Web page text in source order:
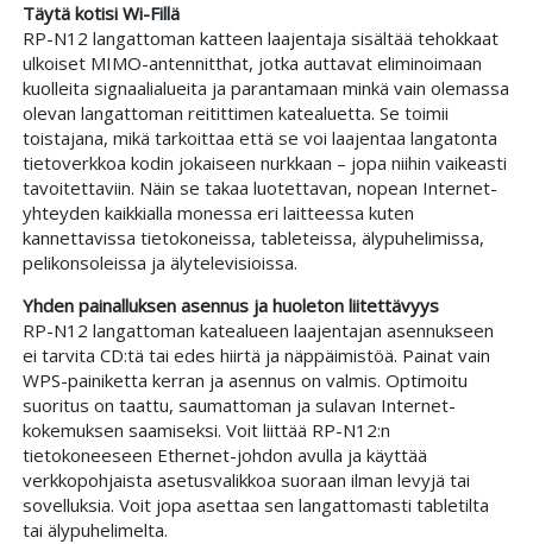
Täytä kotisi Wi-Fillä
RP-N12 langattoman katteen laajentaja sisältää tehokkaat
ulkoiset MIMO-antennitthat, jotka auttavat eliminoimaan
kuolleita signaalialueita ja parantamaan minkä vain olemassa
olevan langattoman reitittimen katealuetta. Se toimii
toistajana, mikä tarkoittaa että se voi laajentaa langatonta
tietoverkkoa kodin jokaiseen nurkkaan – jopa niihin vaikeasti
tavoitettaviin. Näin se takaa luotettavan, nopean Internet-
yhteyden kaikkialla monessa eri laitteessa kuten
kannettavissa tietokoneissa, tableteissa, älypuhelimissa,
pelikonsoleissa ja älytelevisioissa.
Yhden painalluksen asennus ja huoleton liitettävyys
RP-N12 langattoman katealueen laajentajan asennukseen
ei tarvita CD:tä tai edes hiirtä ja näppäimistöä. Painat vain
WPS-painiketta kerran ja asennus on valmis. Optimoitu
suoritus on taattu, saumattoman ja sulavan Internet-
kokemuksen saamiseksi. Voit liittää RP-N12:n
tietokoneeseen Ethernet-johdon avulla ja käyttää
verkkopohjaista asetusvalikkoa suoraan ilman levyjä tai
sovelluksia. Voit jopa asettaa sen langattomasti tabletilta
tai älypuhelimelta.